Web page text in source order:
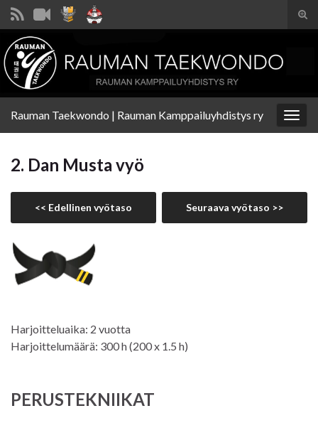
Rauman Taekwondo | Rauman Kamppailuyhdistys ry
2. Dan Musta vyö
<< Edellinen vyötaso Seuraava vyötaso >>
Harjoitteluaika: 2 vuotta
Harjoittelumäärä: 300 h (200 x 1.5 h)
PERUSTEKNIIKAT